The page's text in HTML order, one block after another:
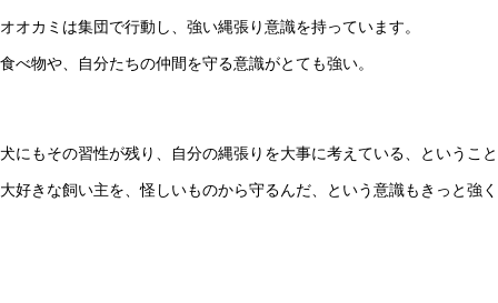
オオカミは集団で行動し、強い縄張り意識を持っています。
食べ物や、自分たちの仲間を守る意識がとても強い。
犬にもその習性が残り、自分の縄張りを大事に考えている、というこ
大好きな飼い主を、怪しいものから守るんだ、という意識もきっと強